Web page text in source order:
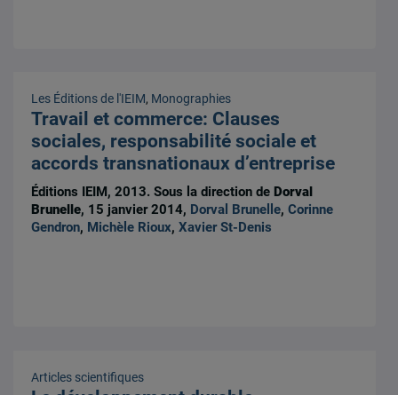
Les Éditions de l'IEIM, Monographies
Travail et commerce: Clauses
sociales, responsabilité sociale et
accords transnationaux d’entreprise
Éditions IEIM, 2013. Sous la direction deDorval
Brunelle, 15 janvier 2014, Dorval Brunelle,Corinne
Gendron, Michèle Rioux,Xavier St-Denis
Articles scientifiques